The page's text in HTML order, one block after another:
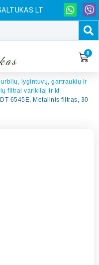
0
lygintuvų, gartraukių ir
filtrai varikliai ir kt
6545E, Metalinis filtras, 30